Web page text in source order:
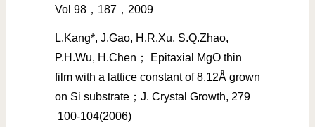
Vol 98，187，2009
L.Kang*, J.Gao, H.R.Xu, S.Q.Zhao,
P.H.Wu, H.Chen； Epitaxial MgO thin
film with a lattice constant of 8.12Å grown
on Si substrate；J. Crystal Growth, 279
100-104(2006)